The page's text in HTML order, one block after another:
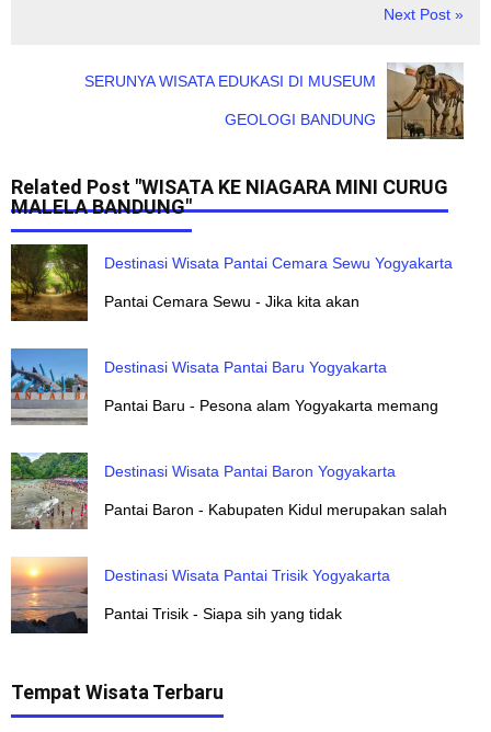
Next Post »
SERUNYA WISATA EDUKASI DI MUSEUM
GEOLOGI BANDUNG
Related Post "WISATA KE NIAGARA MINI CURUG
MALELA BANDUNG"
Destinasi Wisata Pantai Cemara Sewu Yogyakarta
Pantai Cemara Sewu - Jika kita akan
Destinasi Wisata Pantai Baru Yogyakarta
Pantai Baru - Pesona alam Yogyakarta memang
Destinasi Wisata Pantai Baron Yogyakarta
Pantai Baron - Kabupaten Kidul merupakan salah
Destinasi Wisata Pantai Trisik Yogyakarta
Pantai Trisik - Siapa sih yang tidak
Tempat Wisata Terbaru